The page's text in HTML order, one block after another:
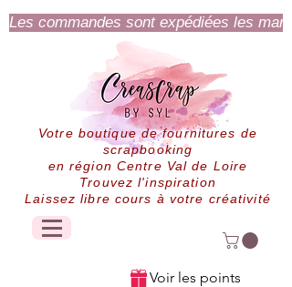
Les commandes sont expédiées les
Votre boutique de fournitures de
scrapbooking
en région Centre Val de Loire
Trouvez l'inspiration
Laissez libre cours à votre créativité
Voir les points